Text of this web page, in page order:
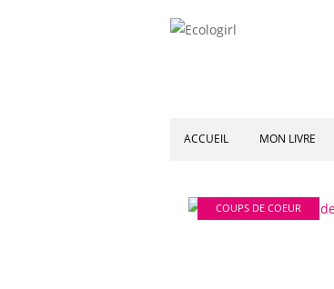
ACCUEIL MON LIVRE
COUPS DE COEUR